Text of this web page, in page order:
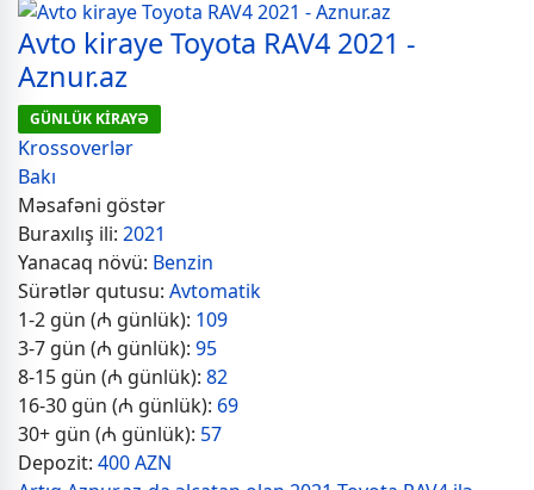
Avto kiraye Toyota RAV4 2021 -
Aznur.az
GÜNLÜK KİRAYƏ
Krossoverlər
Bakı
Məsafəni göstər
Buraxılış ili: 2021
Yanacaq növü: Benzin
Sürətlər qutusu: Avtomatik
1-2 gün (₼ günlük): 109
3-7 gün (₼ günlük): 95
8-15 gün (₼ günlük): 82
16-30 gün (₼ günlük): 69
30+ gün (₼ günlük): 57
Depozit: 400 AZN